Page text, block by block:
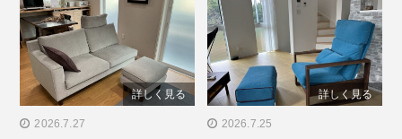
" alt="京都府A様邸／RX-D
詳しく見る
2026.7.27
" alt="東京都H様邸／PL
詳しく見る
2026.7.25